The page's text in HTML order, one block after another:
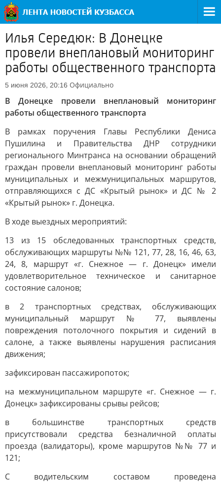
Илья Середюк: В Донецке
провели внеплановый мониторинг
работы общественного транспорта
5 июня 2026, 20:16 Официально
В Донецке провели внеплановый мониторинг
работы общественного транспорта
В рамках поручения Главы Республики Дениса
Пушилина и Правительства ДНР сотрудники
регионального Минтранса на основании обращений
граждан провели внеплановый мониторинг работы
муниципальных и межмуниципальных маршрутов,
отправляющихся с ДС «Крытый рынок» и ДС № 2
«Крытый рынок» г. Донецка.
В ходе выездных мероприятий:
13 из 15 обследованных транспортных средств,
обслуживающих маршруты №№ 121, 77, 28, 16, 46, 63,
24, 8, маршрут «г. Снежное — г. Донецк» имели
удовлетворительное техническое и санитарное
состояние салонов;
в 2 транспортных средствах, обслуживающих
муниципальный маршрут № 77, выявлены
повреждения потолочного покрытия и сидений в
салоне, а также выявлены нарушения расписания
движения;
зафиксирован пассажиропоток;
на межмуниципальном маршруте «г. Снежное — г.
Донецк» зафиксированы срывы рейсов;
в большинстве транспортных средств
присутствовали средства безналичной оплаты
проезда (валидаторы), кроме маршрутов №№ 77 и
121;
C водительским составом проведена